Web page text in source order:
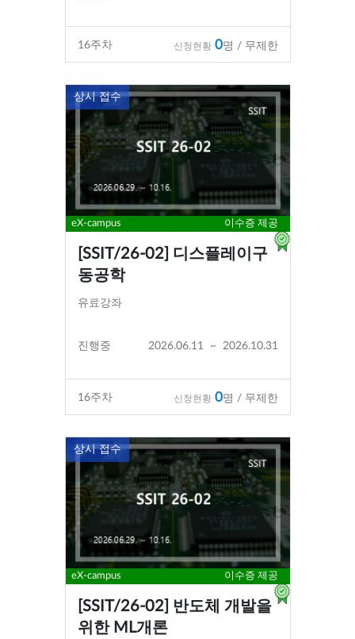
16주차 신청현황 0명 / 무제한
상시 접수
eX-campus 이수증 제공
[SSIT/26-02] 디스플레이구
동공학
유료강좌
진행중 2026.06.11 ~ 2026.10.31
16주차 신청현황 0명 / 무제한
상시 접수
eX-campus 이수증 제공
[SSIT/26-02] 반도체 개발을
위한 ML개론